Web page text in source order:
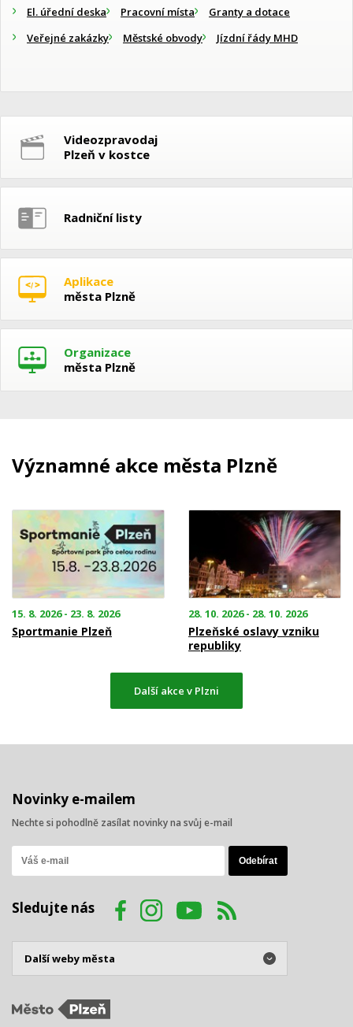
El. úřední deska
Pracovní místa
Granty a dotace
Veřejné zakázky
Městské obvody Jízdní řády MHD
Videozpravodaj
Plzeň v kostce
Radniční listy
Aplikace
města Plzně
Organizace
města Plzně
Významné akce města Plzně
15. 8. 2026 - 23. 8. 2026
Sportmanie Plzeň
28. 10. 2026 - 28. 10. 2026
Plzeňské oslavy vzniku
republiky
Další akce v Plzni
Novinky e-mailem
Nechte si pohodlně zasílat novinky na svůj e-mail
Sledujte nás